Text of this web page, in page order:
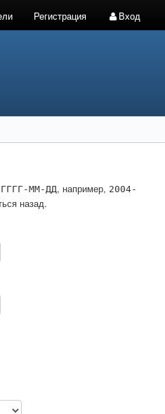
Регистрация Вход
ГГГГ-ММ-ДД, например, 2004-
назад.